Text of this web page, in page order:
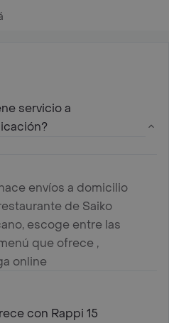
servicio a
envíos a domicilio
de Saiko
escoge entre las
que ofrece ,
online
con Rappi 15